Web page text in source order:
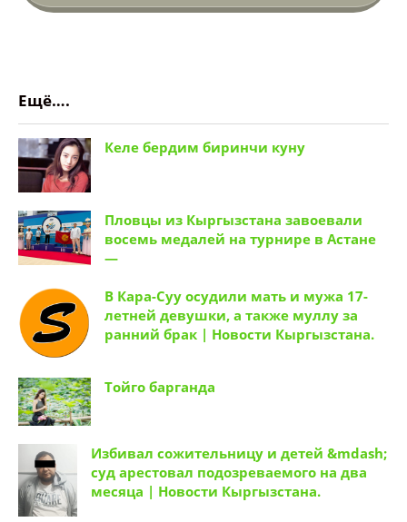
Ещё….
Келе бердим биринчи куну
Пловцы из Кыргызстана завоевали
восемь медалей на турнире в Астане
—
В Кара-Суу осудили мать и мужа 17-
летней девушки, а также муллу за
ранний брак | Новости Кыргызстана.
Тойго барганда
Избивал сожительницу и детей &mdash;
суд арестовал подозреваемого на два
месяца | Новости Кыргызстана.